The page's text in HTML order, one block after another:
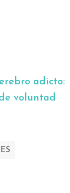
adicto:
voluntad